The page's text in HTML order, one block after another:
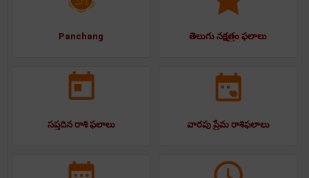
Panchang తెలుగు నక్షత్రం ఫలాలు
సప్తదిన రాశి ఫలాలు వారపు ప్రేమ రాశిఫలాలు